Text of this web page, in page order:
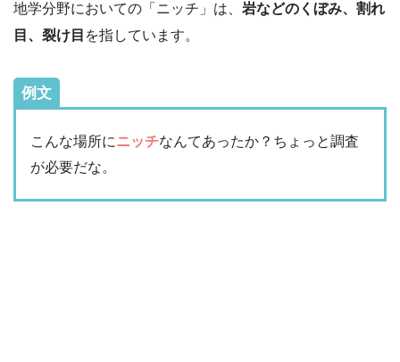
地学分野においての「ニッチ」は、 岩などのくぼみ、割れ
目、裂け目 を指しています。
例文
こんな場所にニッチなんてあったか？ちょっと調査
が必要だな。